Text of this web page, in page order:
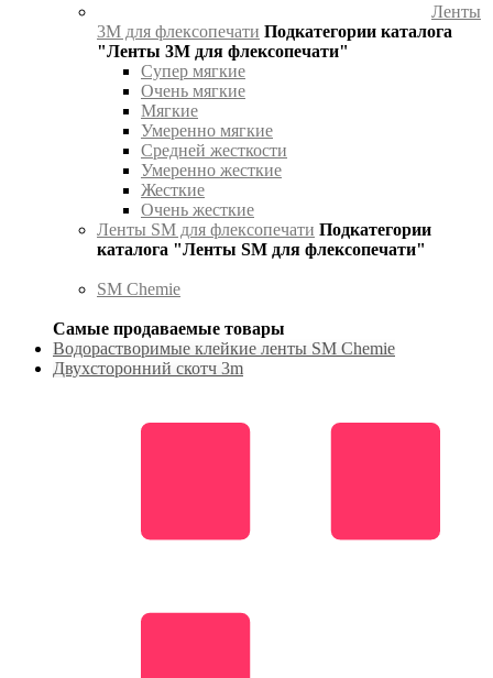
Ленты
3М для флексопечати Подкатегории каталога
"Ленты 3М для флексопечати"
Супер мягкие
Очень мягкие
Мягкие
Умеренно мягкие
Средней жесткости
Умеренно жесткие
Жесткие
Очень жесткие
Ленты SM для флексопечати Подкатегории
каталога "Ленты SM для флексопечати"
SM Chemie
Самые продаваемые товары
Водорастворимые клейкие ленты SM Chemie
Двухсторонний скотч 3m